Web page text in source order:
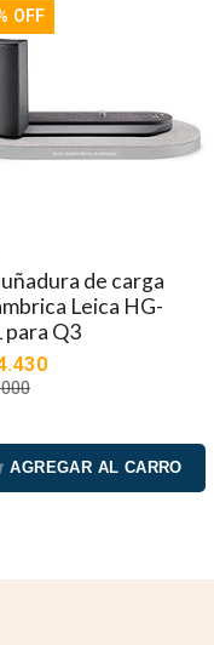
OFF
de carga
Leica HG-
para Q3
AGREGAR AL CARRO